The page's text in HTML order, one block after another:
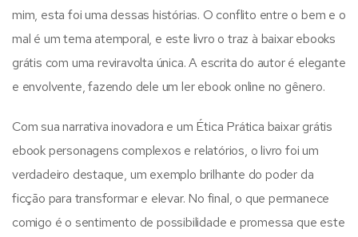
mim, esta foi uma dessas histórias. O conflito entre o bem e o
mal é um tema atemporal, e este livro o traz à baixar ebooks
grátis com uma reviravolta única. A escrita do autor é elegante
e envolvente, fazendo dele um ler ebook online no gênero.
Com sua narrativa inovadora e um Ética Prática baixar grátis
ebook personagens complexos e relatórios, o livro foi um
verdadeiro destaque, um exemplo brilhante do poder da
ficção para transformar e elevar. No final, o que permanece
comigo é o sentimento de possibilidade e promessa que este